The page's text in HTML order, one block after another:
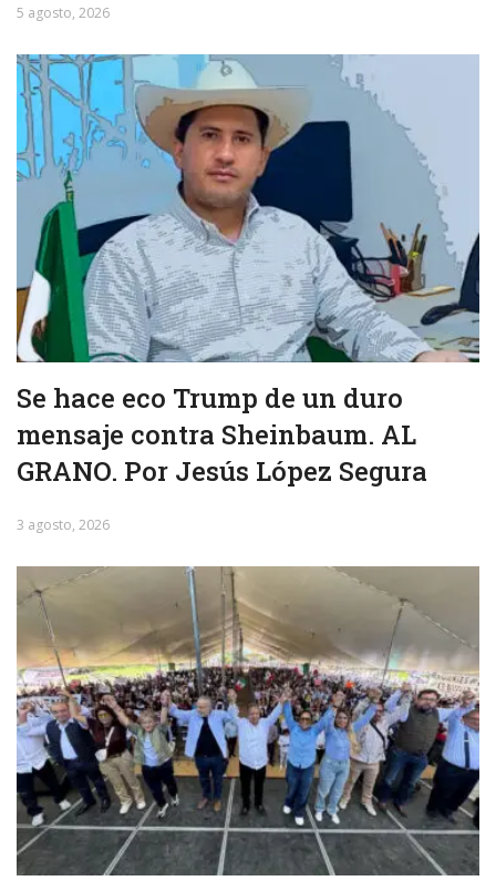
5 agosto, 2026
Se hace eco Trump de un duro
mensaje contra Sheinbaum. AL
GRANO. Por Jesús López Segura
3 agosto, 2026